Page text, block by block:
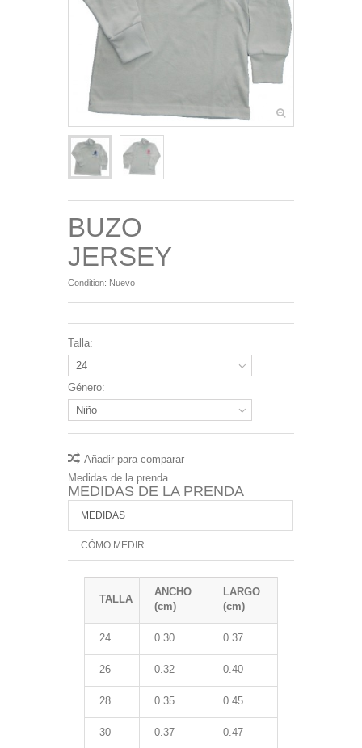
BUZO
JERSEY
Condition: Nuevo
Talla:
24
Género:
Niño
Añadir para comparar
Medidas de la prenda
MEDIDAS DE LA PRENDA
MEDIDAS
CÓMO MEDIR
TALLA
ANCHO
(cm)
LARGO
(cm)
24 0.30 0.37
26 0.32 0.40
28 0.35 0.45
30 0.37 0.47